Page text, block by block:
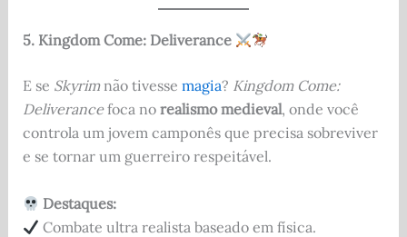
5. Kingdom Come: Deliverance
E se Skyrimnão tivesse magia? Kingdom Come:
Deliverancefoca no realismo medieval, onde você
controla um jovem camponês que precisa sobreviver
e se tornar um guerreiro respeitável.
Destaques:
Combate ultra realista baseado em física.